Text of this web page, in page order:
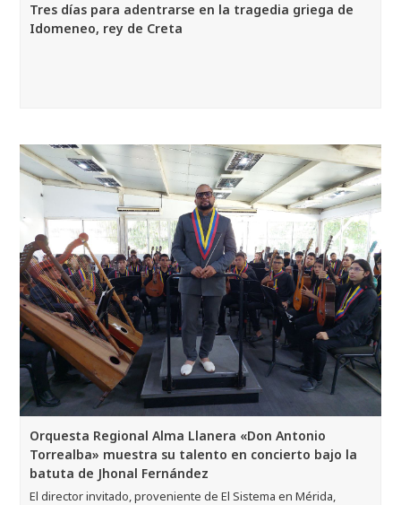
Tres días para adentrarse en la tragedia griega de
Idomeneo, rey de Creta
Orquesta Regional Alma Llanera «Don Antonio
Torrealba» muestra su talento en concierto bajo la
batuta de Jhonal Fernández
El director invitado, proveniente de El Sistema en Mérida,